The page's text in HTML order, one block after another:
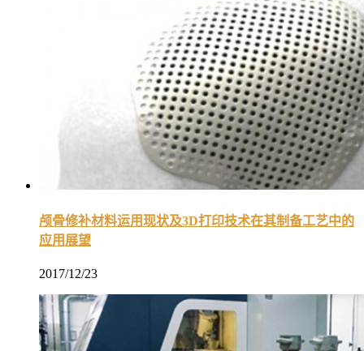
颅骨修补材料运用现状及3D打印技术在其制备工艺中的
应用展望
2017/12/23